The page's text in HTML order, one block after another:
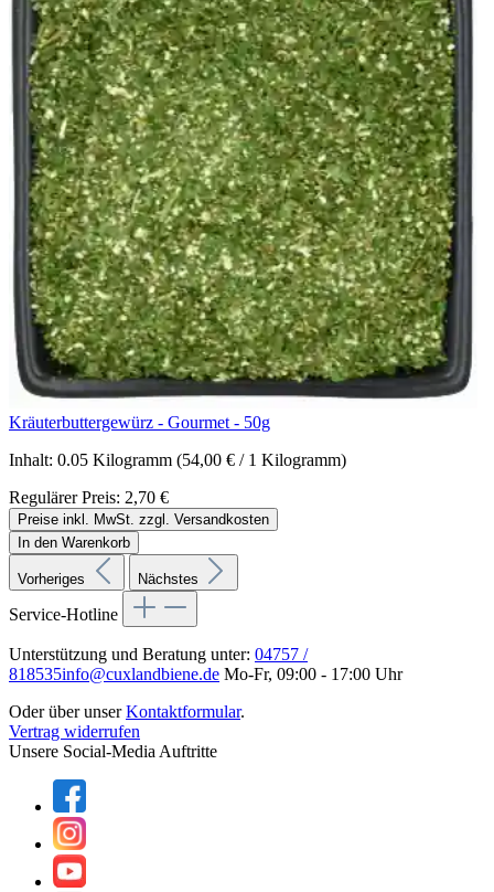
Kräuterbuttergewürz - Gourmet - 50g
Inhalt: 0.05 Kilogramm (54,00 € / 1 Kilogramm)
Regulärer Preis: 2,70 €
Preise inkl. MwSt. zzgl. Versandkosten
In den Warenkorb
Vorheriges Nächstes
Service-Hotline
Unterstützung und Beratung unter: 04757 /
818535info@cuxlandbiene.de Mo-Fr, 09:00 - 17:00 Uhr
Oder über unserKontaktformular.
Vertrag widerrufen
Unsere Social-Media Auftritte